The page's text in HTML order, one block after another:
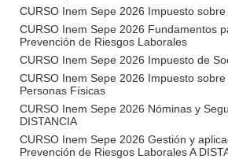
CURSO Inem Sepe 2026 Impuesto
CURSO Inem Sepe 2026 Fundamentos
Prevención de Riesgos Laborales
CURSO Inem Sepe 2026 Impuesto de
CURSO Inem Sepe 2026 Impuesto
Personas Físicas
CURSO Inem Sepe 2026 Nóminas y
DISTANCIA
CURSO Inem Sepe 2026 Gestión y
Prevención de Riesgos Laborales A